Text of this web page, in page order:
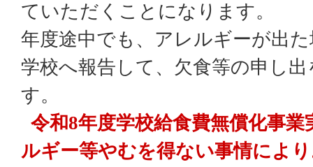
ていただくことになります。
年度途中でも、アレルギーが出
学校へ報告して、欠食等の申し
す。
令和8年度学校給食費無償化事
ルギー等やむを得ない事情によ